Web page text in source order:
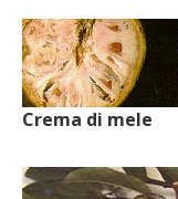
Crema di mele